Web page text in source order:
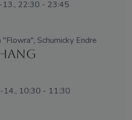
22:30 - 23:45
Schumicky Endre
14., 10:30 - 11:30